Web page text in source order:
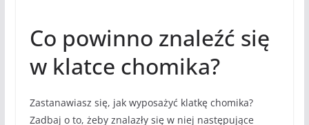
Co powinno znaleźć się
w klatce chomika?
Zastanawiasz się, jak wyposażyć klatkę chomika?
Zadbaj o to, żeby znalazły się w niej następujące